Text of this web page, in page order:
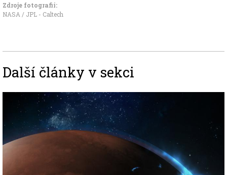
Zdroje fotografii:
NASA / JPL - Caltech
Další články v sekci
Image